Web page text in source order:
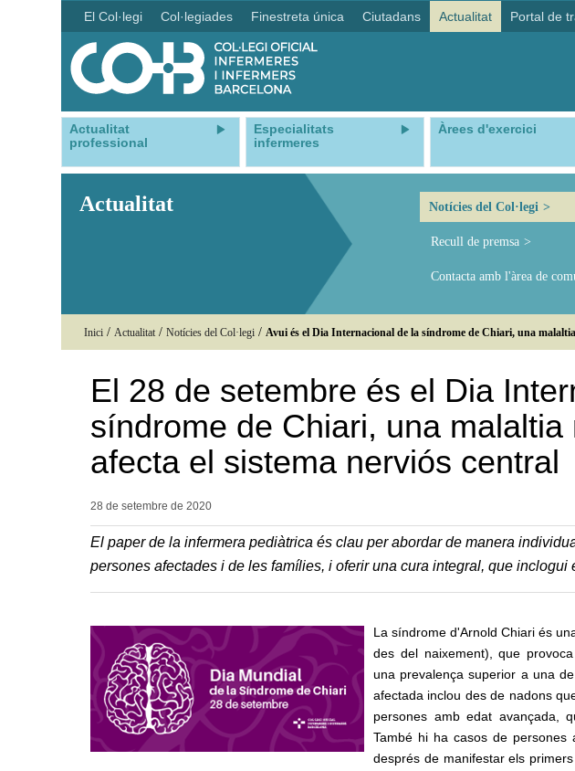
El Col·legi Col·legiades Finestreta única Ciutadans Actualitat Portal de
Actualitat
professional
Especialitats
infermeres
Àrees d'exercici
Actualitat Notícies del Col·legi
Recull de premsa
Contacta amb l'àrea de
Inici / Actualitat / Notícies del Col·legi / Avui és el Dia Internacional de la síndrome de Chiari, una
El 28 de setembre és el Dia
síndrome de Chiari, una malaltia
afecta el sistema nerviós central
28 de setembre de 2020
El paper de la infermera pediàtrica és clau per abordar de manera
persones afectades i de les famílies, i oferir una cura integral, que
La síndrome d'Arnold Chiari és
des del naixement), que
una prevalença superior a una
afectada inclou des de nadons
persones amb edat avançada,
També hi ha casos de
després de manifestar els